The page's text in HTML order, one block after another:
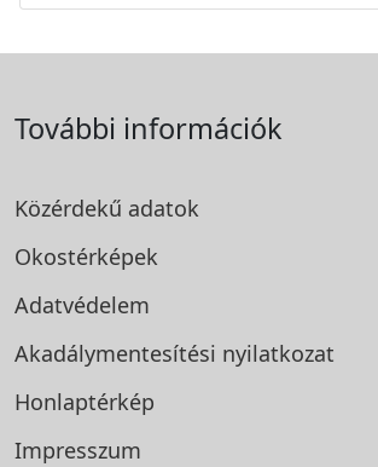
További információk
Közérdekű adatok
Okostérképek
Adatvédelem
Akadálymentesítési nyilatkozat
Honlaptérkép
Impresszum